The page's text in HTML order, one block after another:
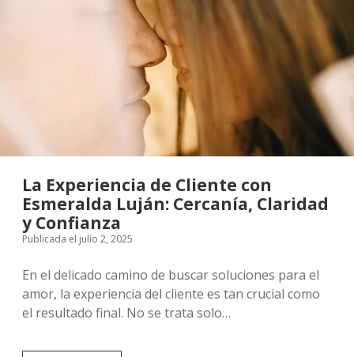
Telefónico
Bonos
Inteligentes
La Experiencia de Cliente con
Esmeralda Luján: Cercanía, Claridad
y Confianza
Publicada el julio 2, 2025
En el delicado camino de buscar soluciones para el
amor, la experiencia del cliente es tan crucial como
el resultado final. No se trata solo…